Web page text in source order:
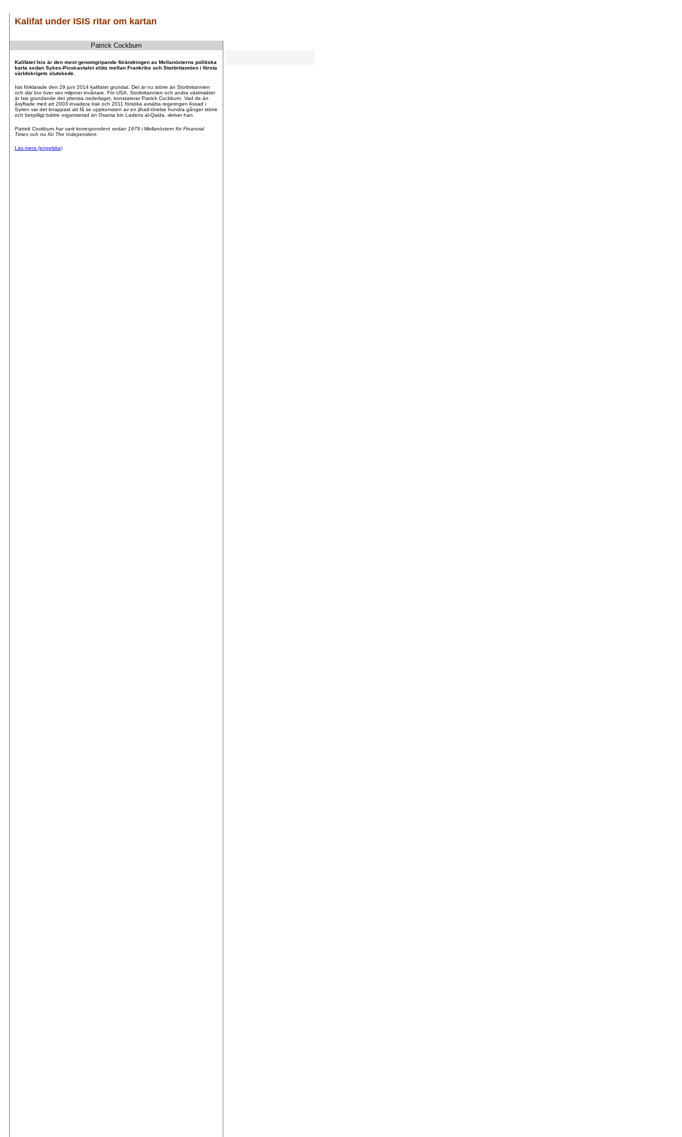
Kalifat under ISIS ritar om kartan
Patrick Cockburn
Kalifatet Isis är den mest genomgripande förändringen av Mellanösterns politiska
karta sedan Sykes-Picot-avtalet slöts mellan Frankrike och Storbritannien i första
världskrigets slutskede
Isis förklarade den 29 juni 2014 kalifatet grundat. Det är nu större än Storbritannien
och där bor över sex miljoner invånare. För USA, Storbritannien och andra västmakter
är Isis grundande det yttersta nederlaget, konstaterar Patrick Cockburn. Vad de än
åsyftade med att 2003 invadera Irak och 2011 försöka avsätta regeringen Assad i
Syrien var det knappast att få se uppkomsten av en jihad-rörelse hundra gånger större
och betydligt bättre organiserad än Osama bin Ladens al-Qaida, skriver han.
Patrick Cockburn har varit korrespondent sedan 1979 i Mellanöstern för Financial
Times och nu för The Independent.
Läs mera (engelska)